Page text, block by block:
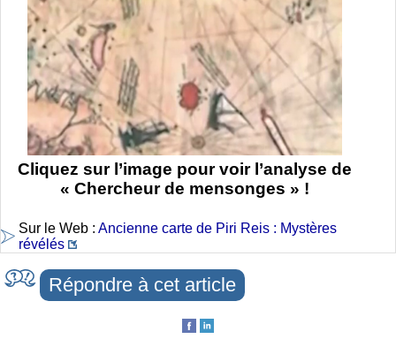
Cliquez sur l’image pour voir l’analyse de
« Chercheur de mensonges » !
Sur le Web : Ancienne carte de Piri Reis : Mystères
révélés
Répondre à cet article